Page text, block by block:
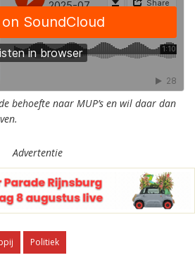
behoefte naar MUP’s en wil daar dan
Advertentie
Politiek